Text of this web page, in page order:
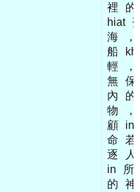
裡
的
hiat
海
，
船
輕
，
無 保
內
的
物
，
顧
in
命
若
逐
人
in
所
的
神